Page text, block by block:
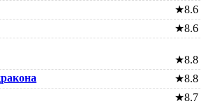
★8.6
★8.6
★8.8
★8.8
★8.7